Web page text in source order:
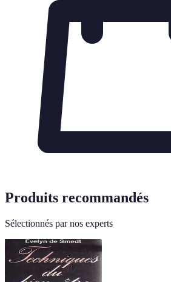
Produits recommandés
Sélectionnés par nos experts